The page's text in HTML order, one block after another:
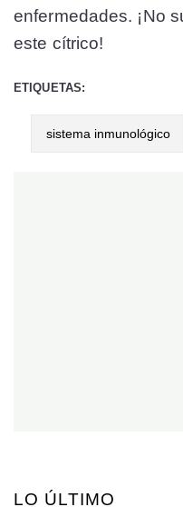
enfermedades. ¡No
este cítrico!
ETIQUETAS:
sistema inmunológico
LO ÚLTIMO